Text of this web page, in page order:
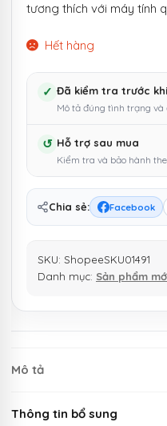
tương thích với máy tính
Hết hàng
✓ Đã kiểm tra trước
Mô tả đúng tình trạng và
↺ Hỗ trợ sau mua
Kiểm tra và bảo hành
Chia sẻ: Facebook
SKU: ShopeeSKU01491
Danh mục: Sản phẩm
Mô tả
Thông tin bổ sung